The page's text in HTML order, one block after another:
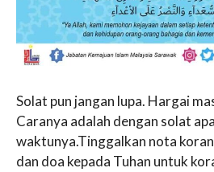
Solat pun jangan lupa. Hargai
Caranya adalah dengan solat
waktunya.Tinggalkan nota
dan doa kepada Tuhan untuk